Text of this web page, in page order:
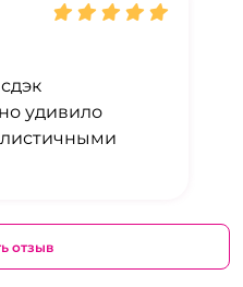
удивило
отзыв